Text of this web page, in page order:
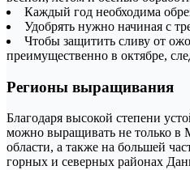
Каждый год необходима
Удобрять нужно начиная с
Чтобы защитить сливу от
преимущественно в октябре,
Регионы выращивания
Благодаря высокой степени
можно выращивать не только в
области, а также на большей
горных и северных районах